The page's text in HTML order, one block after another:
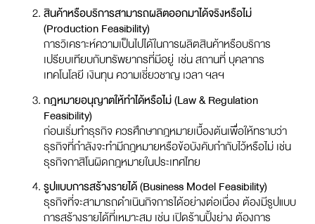
สินค้าหรือบริการสามารถผลิตออกมาได้จริงหรือไม่
(Production Feasibility)
การวิเคราะห์ความเป็นไปได้ในการผลิตสินค้าหรือบริการ
เปรียบเทียบกับทรัพยากรที่มีอยู่ เช่น สถานที่ บุคลากร
เทคโนโลยี เงินทุน ความเชี่ยวชาญ เวลา ฯลฯ
กฎหมายอนุญาตให้ทำได้หรือไม่ (Law & Regulation
Feasibility)
ก่อนเริ่มทำธุรกิจ ควรศึกษากฎหมายเบื้องต้นเพื่อให้ทราบว่า
ธุรกิจที่กำลังจะทำมีกฎหมายหรือข้อบังคับกำกับไว้หรือไม่ เช่น
ธุรกิจกาสิโนผิดกฎหมายในประเทศไทย
รูปแบบการสร้างรายได้ (Business Model Feasibility)
ธุรกิจที่จะสามารถดำเนินกิจการได้อย่างต่อเนื่อง ต้องมีรูปแบบ
การสร้างรายได้ที่เหมาะสม เช่น เปิดร้านปิ้งย่าง ต้องการ